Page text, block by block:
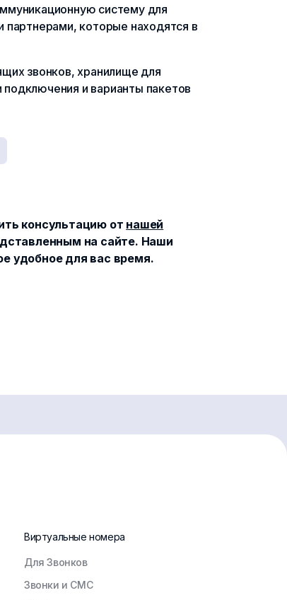
систему для
которые находятся в
звонков, хранилище для
подключения и варианты пакетов
консультацию от нашей
на сайте. Наши
удобное для вас время.
Виртуальные номера
Для Звонков
Звонки и СМС